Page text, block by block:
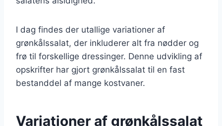
I dag findes der utallige variationer af
grønkålssalat, der inkluderer alt fra nødder og
frø til forskellige dressinger. Denne udvikling af
opskrifter har gjort grønkålssalat til en fast
bestanddel af mange kostvaner.
Variationer af grønkålssalat